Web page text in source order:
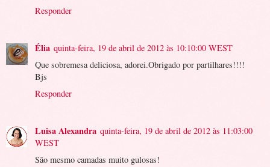
Responder
Élia quinta-feira, 19 de abril de 2012 às 10:10:00 WEST
Que sobremesa deliciosa, adorei.Obrigado por partilhares!!!!
Bjs
Responder
Luisa Alexandra quinta-feira, 19 de abril de 2012 às 11:03:00
WEST
São mesmo camadas muito gulosas!